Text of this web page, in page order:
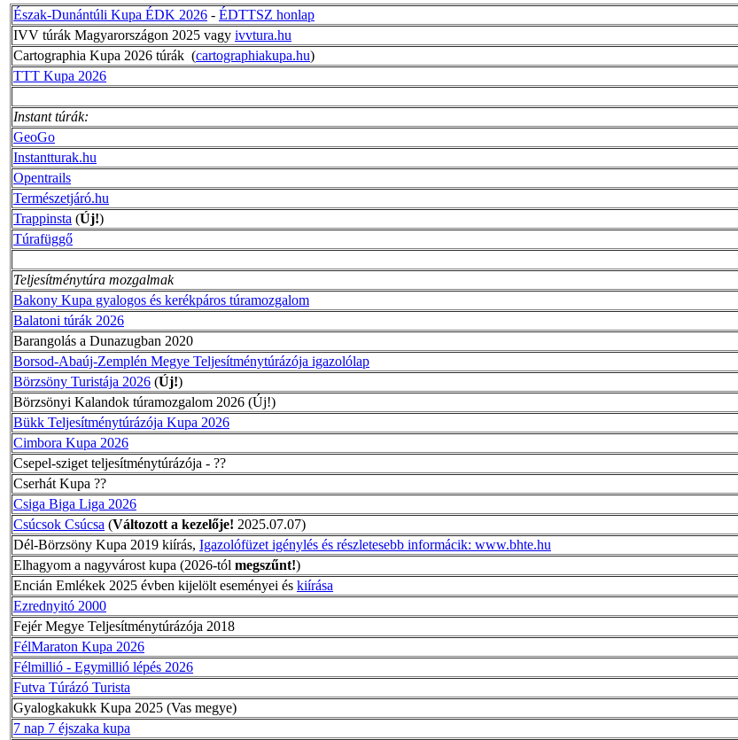
Észak-Dunántúli Kupa ÉDK 2026 - ÉDTTSZ honlap
IVV túrák Magyarországon 2025 vagy ivvtura.hu
Cartographia Kupa 2026 túrák (cartographiakupa.hu)
TTT Kupa 2026
Instant túrák:
GeoGo
Instantturak.hu
Opentrails
Természetjáró.hu
Trappinsta (Új!)
Túrafüggő
Teljesítménytúra mozgalmak
Bakony Kupa gyalogos és kerékpáros túramozgalom
Balatoni túrák 2026
Barangolás a Dunazugban 2020
Borsod-Abaúj-Zemplén Megye Teljesítménytúrázója igazolólap
Börzsöny Turistája 2026 (Új!)
Börzsönyi Kalandok túramozgalom 2026 (Új!)
Bükk Teljesítménytúrázója Kupa 2026
Cimbora Kupa 2026
Csepel-sziget teljesítménytúrázója - ??
Cserhát Kupa ??
Csiga Biga Liga 2026
Csúcsok Csúcsa (Változott a kezelője! 2025.07.07)
Dél-Börzsöny Kupa 2019 kiírás, Igazolófüzet igénylés és részletesebb informácik: www.bhte.hu
Elhagyom a nagyvárost kupa (2026-tól megszűnt!)
Encián Emlékek 2025 évben kijelölt eseményei és kiírása
Ezrednyitó 2000
Fejér Megye Teljesítménytúrázója 2018
FélMaraton Kupa 2026
Félmillió - Egymillió lépés 2026
Futva Túrázó Turista
Gyalogkakukk Kupa 2025 (Vas megye)
7 nap 7 éjszaka kupa